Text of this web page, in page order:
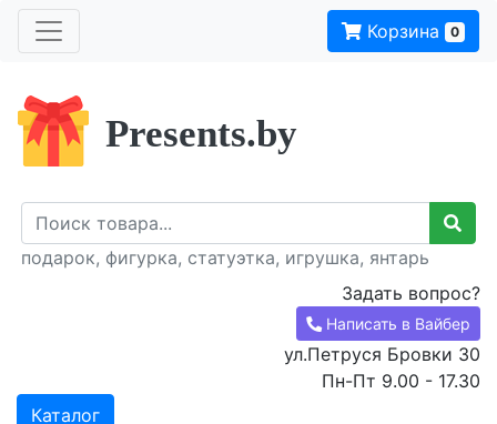
Корзина 0
Presents.by
подарок, фигурка, статуэтка, игрушка, янтарь
Задать вопрос?
Написать в Вайбер
ул.Петруся Бровки 30
Пн-Пт 9.00 - 17.30
Каталог